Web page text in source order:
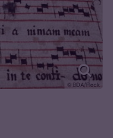
© BDA/Fleck